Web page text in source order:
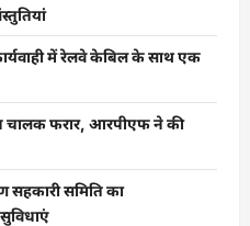
में रेलवे केबिल के साथ एक
चालक फरार, आरपीएफ ने की
सहकारी समिति का